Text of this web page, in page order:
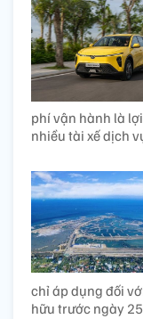
phí vận hành là
nhiều tài xế dịch
chỉ áp dụng đối
hữu trước ngày